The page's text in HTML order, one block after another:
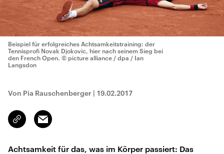
Beispiel für erfolgreiches Achtsamkeitstraining: der
Tennisprofi Novak Djokovic, hier nach seinem Sieg bei
den French Open. © picture alliance / dpa / Ian
Langsdon
Von Pia Rauschenberger | 19.02.2017
Link
kopieren/teilen
Email
Achtsamkeit für das, was im Körper passiert: Das